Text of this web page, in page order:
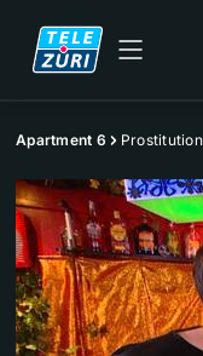
Apartment 6